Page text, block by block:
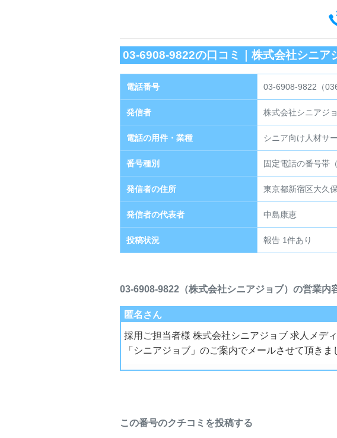
03-6908-9822の口コミ｜株式会社シニア
電話番号 03-6908-9822（
発信者 株式会社シニアジ
電話の用件・業種 シニア向け人材サ
番号種別 固定電話の番号帯
発信者の住所 東京都新宿区大久
発信者の代表者 中島康恵
投稿状況 報告 1件あり
03-6908-9822（株式会社シニアジョブ）の営業内
匿名さん
採用ご担当者様 株式会社シニアジョブ 求人メデ
「シニアジョブ」のご案内でメールさせて頂きま
この番号のクチコミを投稿する